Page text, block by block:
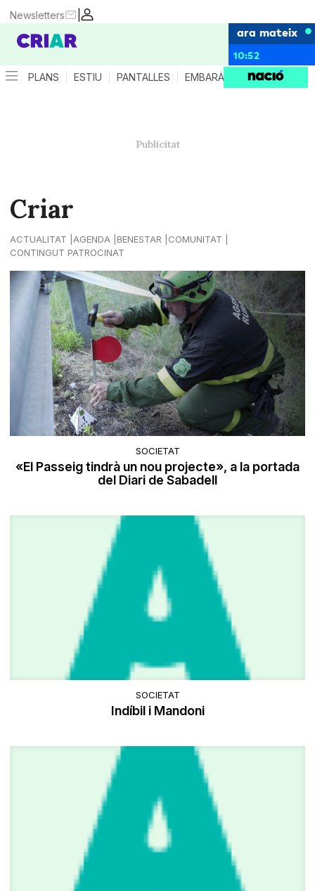
|
Newsletters
ara mateix
10:52
PLANS ESTIU PANTALLES EMBARÀS CRIANÇA
Criar
ACTUALITAT AGENDA BENESTAR
COMUNITAT
CONTINGUT PATROCINAT
SOCIETAT
«El Passeig tindrà un nou projecte», a la portada
del Diari de Sabadell
SOCIETAT
Indíbil i Mandoni